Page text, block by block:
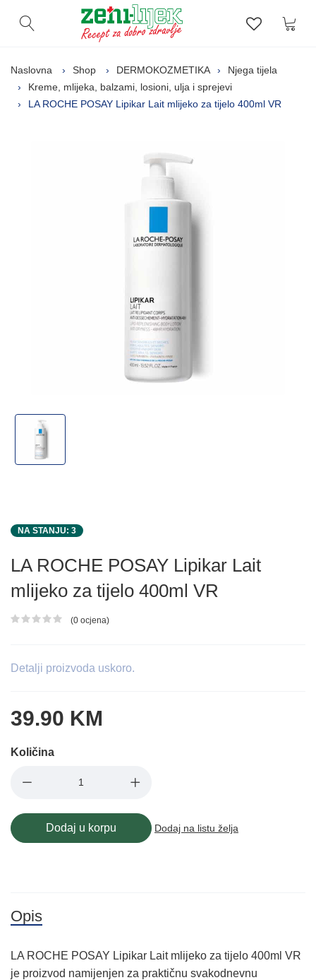
Otvori pretragu Lista
Naslovna Shop DERMOKOZMETIKA
Njega tijela
Kreme, mlijeka, balzami, losioni, ulja i sprejevi
LA ROCHE POSAY Lipikar Lait mlijeko za tijelo 400ml VR
NA STANJU: 3
LA ROCHE POSAY Lipikar Lait
mlijeko za tijelo 400ml VR
Ocjena proizvoda
(0 ocjena)
Detalji proizvoda uskoro.
39.90 KM
Količina
Dodaj u korpu Dodaj na listu želja
Opis
LA ROCHE POSAY Lipikar Lait mlijeko za tijelo 400ml VR
je proizvod namijenjen za praktičnu svakodnevnu